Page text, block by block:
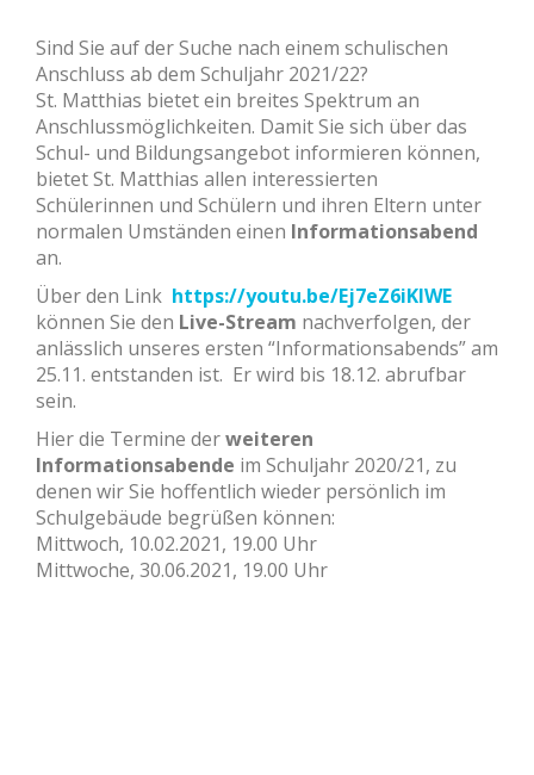
Sind Sie auf der Suche nach einem schulischen
Anschluss ab dem Schuljahr 2021/22?
St. Matthias bietet ein breites Spektrum an
Anschlussmöglichkeiten. Damit Sie sich über das
Schul- und Bildungsangebot informieren können,
bietet St. Matthias allen interessierten
Schülerinnen und Schülern und ihren Eltern unter
normalen Umständen einen Informationsabend
an.
Über den Link https://youtu.be/Ej7eZ6iKIWE
können Sie den Live-Stream nachverfolgen, der
anlässlich unseres ersten “Informationsabends” am
25.11. entstanden ist. Er wird bis 18.12. abrufbar
sein.
Hier die Termine derweiteren
Informationsabende im Schuljahr 2020/21, zu
denen wir Sie hoffentlich wieder persönlich im
Schulgebäude begrüßen können:
Mittwoch, 10.02.2021, 19.00 Uhr
Mittwoche, 30.06.2021, 19.00 Uhr